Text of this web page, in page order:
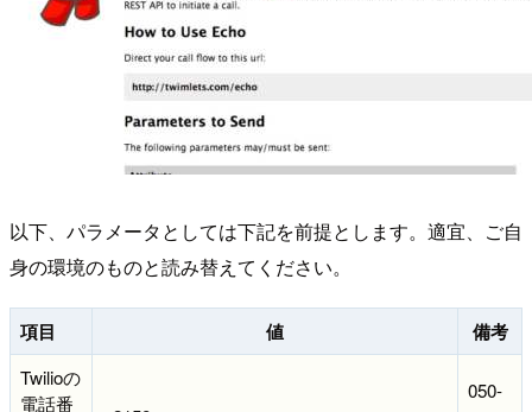
以下、パラメータとしては下記を前提とします。適宜、ご自
身の環境のものと読み替えてください。
項目 値 備考
Twilioの
電話番
050-